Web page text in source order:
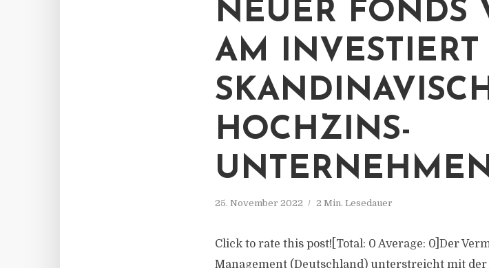
NEUER FONDS
AM
HOCHZINS-
25. November 2022 2 Min. Lesedauer
Click to rate this post![Total: 0 Average: 0]Der
Management (Deutschland) unterstreicht mit der